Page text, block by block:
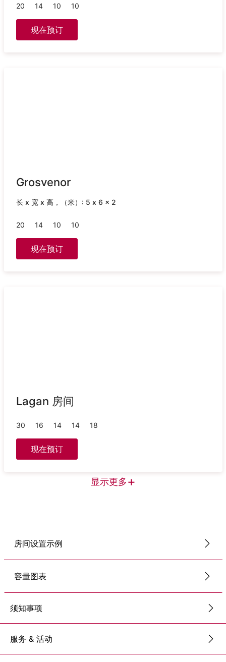
20 14 10 10
现在预订
Grosvenor
长 x 宽 x 高，（米）: 5 x 6 x 2
20 14 10 10
现在预订
Lagan 房间
30 16 14 14 18
现在预订
显示更多+
房间设置示例
容量图表
须知事项
服务 & 活动